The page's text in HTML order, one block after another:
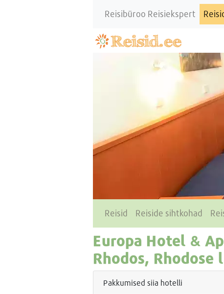
Reisibüroo Reisiekspert
Reisid Reiside sihtkohad
Europa Hotel &
Rhodos, Rhodose
Pakkumised siia hotelli